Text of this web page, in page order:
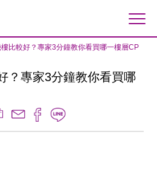
比較好？專家3分鐘教你看買哪一樓層CP
？專家3分鐘教你看買哪